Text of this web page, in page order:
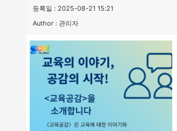
등록일 : 2025-08-21 15:21
Author : 관리자